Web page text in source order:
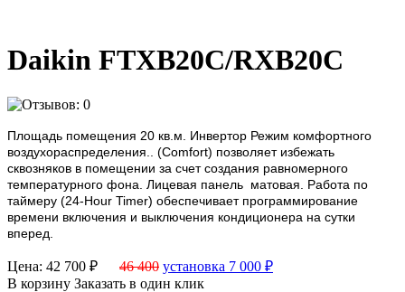
Daikin FTXB20C/RXB20C
Площадь помещения 20 кв.м. Инвертор Режим комфортного
воздухораспределения.. (Comfort) позволяет избежать
сквозняков в помещении за счет создания равномерного
температурного фона Лицевая панель матовая. Работа по
таймеру (24-Hour Timer) обеспечивает программирование
времени включения и выключения кондиционера на сутки
вперед.
Цена: 42 700 ₽ 46 400 установка 7 000 ₽
В корзину Заказать в один клик